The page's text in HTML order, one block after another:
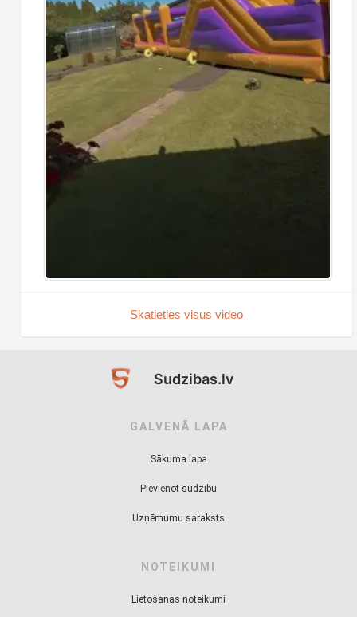
Skatieties visus video
Sudzibas.lv
GALVENĀ LAPA
Sākuma lapa
Pievienot sūdzību
Uzņēmumu saraksts
NOTEIKUMI
Lietošanas noteikumi